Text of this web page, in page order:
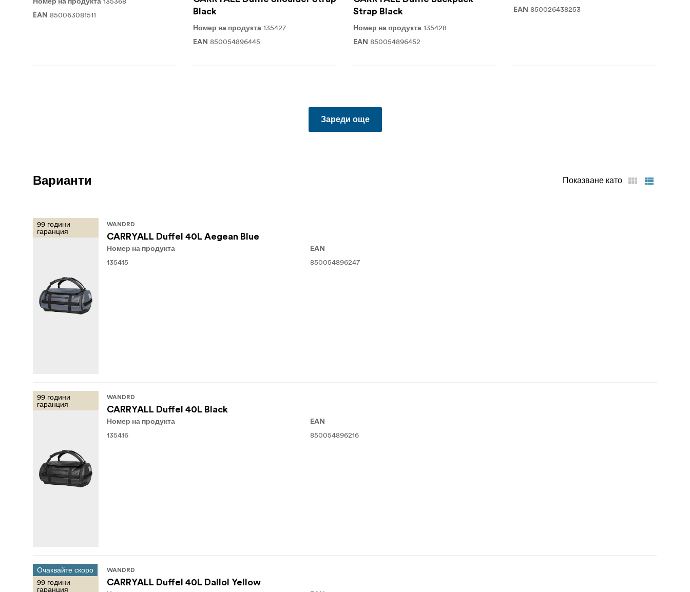
Номер на продукта
EAN 850063081511
Black
Номер на продукта 135427
EAN 850054896445
Strap Black
Номер на продукта 135428
EAN 850054896452
EAN 850026438253
Зареди още
Варианти Показване като
99 години
гаранция
WANDRD
CARRYALL Duffel 40L Aegean Blue
Номер на продукта
135415
EAN
850054896247
99 години
гаранция
WANDRD
CARRYALL Duffel 40L Black
Номер на продукта
135416
EAN
850054896216
Очаквайте скоро
99 години
гаранция
WANDRD
CARRYALL Duffel 40L Dallol Yellow